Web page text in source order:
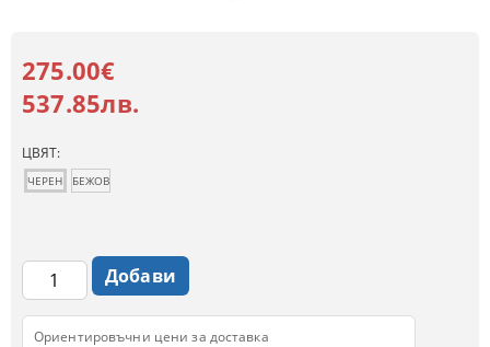
275.00€
537.85лв.
ЦВЯТ:
ЧЕРЕН БЕЖОВ
Ориентировъчни цени за доставка